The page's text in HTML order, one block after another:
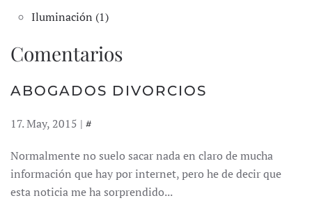
Iluminación (1)
Comentarios
ABOGADOS DIVORCIOS
17. May, 2015 | #
Normalmente no suelo sacar nada en claro de mucha
información que hay por internet, pero he de decir que
esta noticia me ha sorprendido...